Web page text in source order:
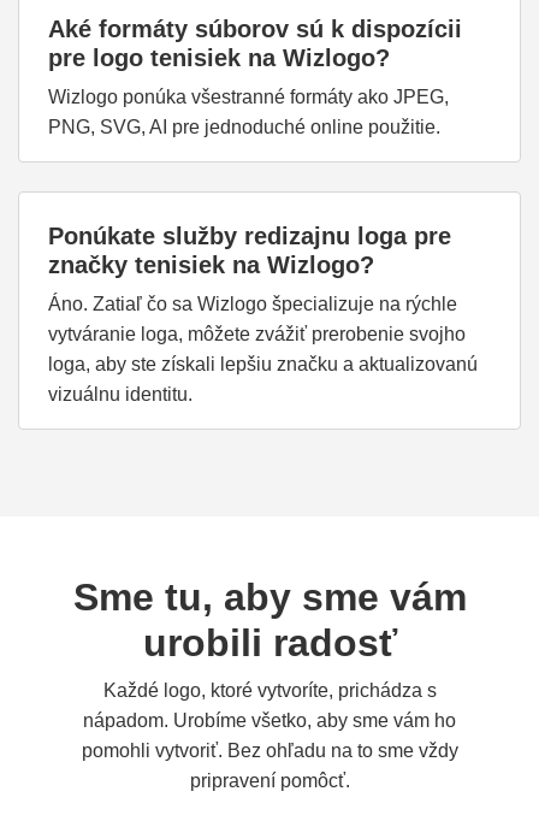
Aké formáty súborov sú k dispozícii
pre logo tenisiek na Wizlogo?
Wizlogo ponúka všestranné formáty ako JPEG,
PNG, SVG, AI pre jednoduché online použitie.
Ponúkate služby redizajnu loga pre
značky tenisiek na Wizlogo?
Áno. Zatiaľ čo sa Wizlogo špecializuje na rýchle
vytváranie loga, môžete zvážiť prerobenie svojho
loga, aby ste získali lepšiu značku a aktualizovanú
vizuálnu identitu.
Sme tu, aby sme vám
urobili radosť
Každé logo, ktoré vytvoríte, prichádza s
nápadom. Urobíme všetko, aby sme vám ho
pomohli vytvoriť. Bez ohľadu na to sme vždy
pripravení pomôcť.